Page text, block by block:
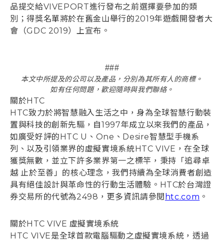
品提交給VIVEPORT進行發布之前選擇要參加的類
別；得獎名單將於在舊金山舉行的2019年遊戲開發者大
會（GDC 2019）上宣布。
###
本文中所提及的公司以及產品，分別為其所有人的商標。
如有任何問題，歡迎隨時與我們聯絡。
關於HTC
HTC致力於將智慧融入生活之中，身為全球智慧行動裝
置與科技的創新先驅，自1997年成立以來我們的產品，
如廣受好評的HTC U、One、Desire智慧型手機系
列、以及引領業界的虛擬實境系統HTC VIVE，在全球
獲獎無數，並立下許多業界第一之標竿，秉持「追尋卓
越 止於至善」的核心理念，我們持續為全球消費者創造
具有絕佳設計與革命性的行動生活體驗。HTC於台灣證
券交易所的代號為2498，更多資訊請參閱 htc.com 。
關於HTC VIVE 虛擬實境系統
HTC VIVE是全球首款電腦驅動之虛擬實境系統，透過